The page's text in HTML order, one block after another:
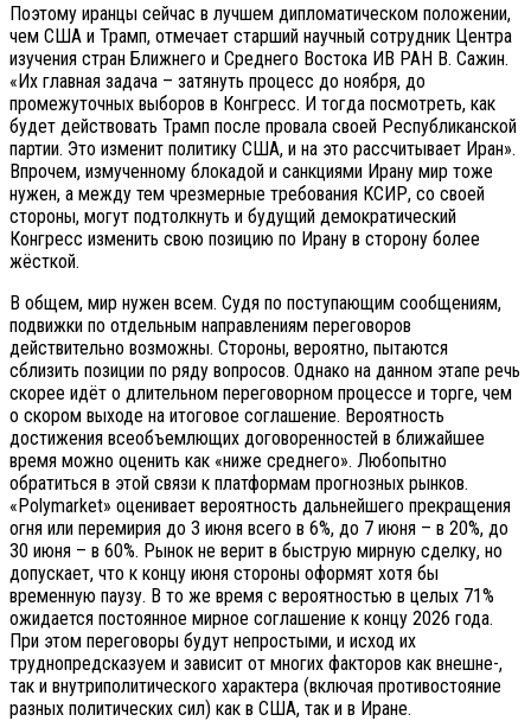
Поэтому иранцы сейчас в лучшем дипломатическом положении,
чем США и Трамп, отмечает старший научный сотрудник Центра
изучения стран Ближнего и Среднего Востока ИВ РАН В. Сажин.
«Их главная задача – затянуть процесс до ноября, до
промежуточных выборов в Конгресс. И тогда посмотреть, как
будет действовать Трамп после провала своей Республиканской
партии. Это изменит политику США, и на это рассчитывает Иран».
Впрочем, измученному блокадой и санкциями Ирану мир тоже
нужен, а между тем чрезмерные требования КСИР, со своей
стороны, могут подтолкнуть и будущий демократический
Конгресс изменить свою позицию по Ирану в сторону более
жёсткой.
В общем, мир нужен всем. Судя по поступающим сообщениям,
подвижки по отдельным направлениям переговоров
действительно возможны. Стороны, вероятно, пытаются
сблизить позиции по ряду вопросов. Однако на данном этапе речь
скорее идёт о длительном переговорном процессе и торге, чем
о скором выходе на итоговое соглашение. Вероятность
достижения всеобъемлющих договоренностей в ближайшее
время можно оценить как «ниже среднего». Любопытно
обратиться в этой связи к платформам прогнозных рынков.
«Polymarket» оценивает вероятность дальнейшего прекращения
огня или перемирия до 3 июня всего в 6%, до 7 июня – в 20%, до
30 июня – в 60%. Рынок не верит в быструю мирную сделку, но
допускает, что к концу июня стороны оформят хотя бы
временную паузу. В то же время с вероятностью в целых 71%
ожидается постоянное мирное соглашение к концу 2026 года.
При этом переговоры будут непростыми, и исход их
труднопредсказуем и зависит от многих факторов как внешне-,
так и внутриполитического характера (включая противостояние
разных политических сил) как в США, так и в Иране.